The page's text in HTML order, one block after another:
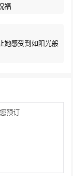
福
她感受到如阳光般
预订